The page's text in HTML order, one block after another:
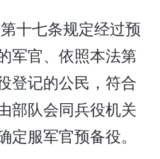
十七条规定经过预
军官、依照本法第
登记的公民，符合
部队会同兵役机关
服军官预备役。